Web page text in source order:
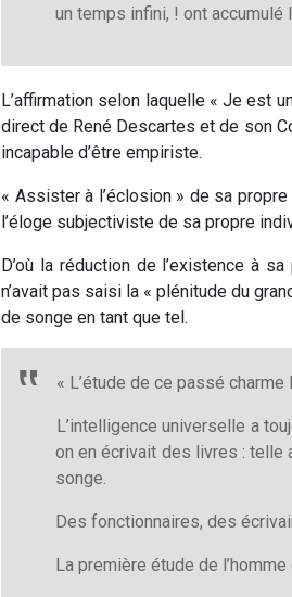
un temps infini, ! ont
L’affirmation selon laquelle « Je est
direct de René Descartes et de son
incapable d’être empiriste.
« Assister à l’éclosion » de sa
l’éloge subjectiviste de sa propre
D’où la réduction de l’existence à
n’avait pas saisi la « plénitude du
de songe en tant que tel.
« L’étude de ce passé
L’intelligence universelle a
on en écrivait des livres : telle
songe.
Des fonctionnaires, des
La première étude de